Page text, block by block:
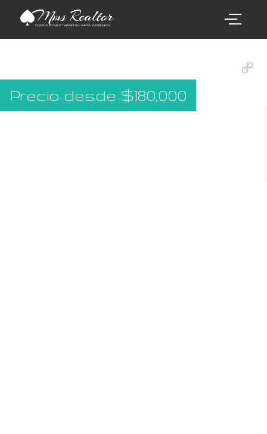
Precio desde $180,000